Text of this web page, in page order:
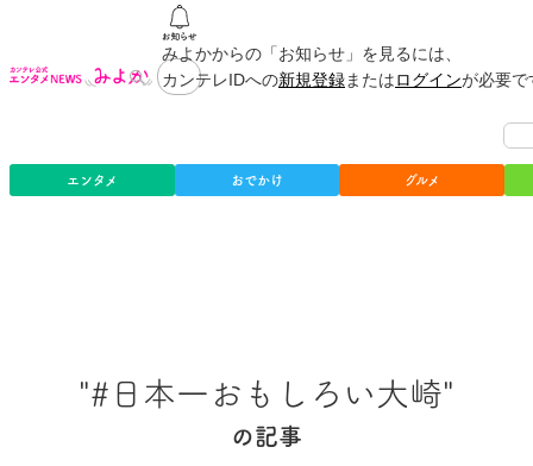
みよかからの「お知らせ」を見るには、
カンテレIDへの新規登録またはログインが必要
エンタメ おでかけ グルメ
"#日本一おもしろい大崎"
の記事